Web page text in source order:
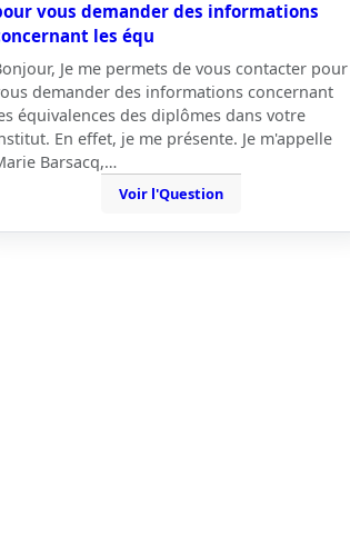
vous demander des informations
les équ
Je me permets de vous contacter pour
demander des informations concernant
équivalences des diplômes dans votre
En effet, je me présente. Je m'appelle
Barsacq,…
Voir l'Question